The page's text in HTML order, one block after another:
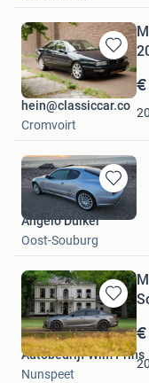
Bewaren
in
Mijn
hein@classiccar.co
Cromvoirt
Bewaren
in
Mijn
Favorieten
Angelo Duiker
Oost-Souburg
Bewaren
in
Mijn
Autobedrijf Wim Prins
Nunspeet